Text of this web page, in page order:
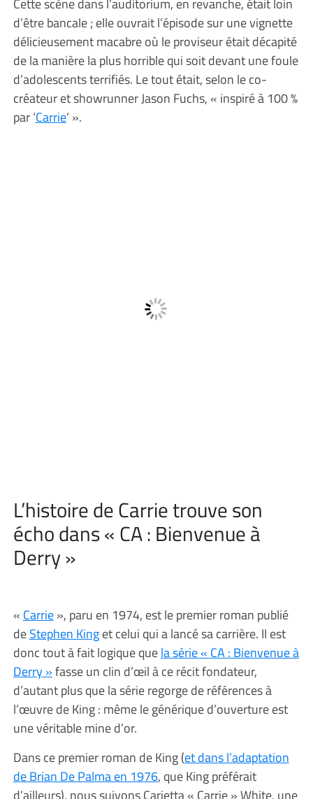
d’être bancale ; elle ouvrait l’épisode sur une vignette
délicieusement macabre où le proviseur était décapité
de la manière la plus horrible qui soit devant une foule
d’adolescents terrifiés. Le tout était, selon le co-
créateur et showrunner Jason Fuchs, « inspiré à 100 %
par ‘Carrie‘ ».
L’histoire de Carrie trouve son
écho dans « CA : Bienvenue à
Derry »
« Carrie», paru en 1974, est le premier roman publié
deStephen Kinget celui qui a lancé sa carrière. Il est
donc tout à fait logique quela série « CA : Bienvenue à
Derry »fasse un clin d’œil à ce récit fondateur,
d’autant plus que la série regorge de références à
l’œuvre de King : même le générique d’ouverture est
une véritable mine d’or.
Dans ce premier roman de King (et dans l’adaptation
de Brian De Palma en 1976, que King préférait
d’ailleurs), nous suivons Carietta « Carrie » White, une